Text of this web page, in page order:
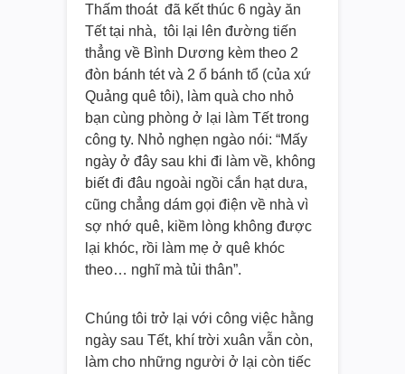
Thấm thoát đã kết thúc 6 ngày ăn
Tết tại nhà, tôi lại lên đường tiến
thẳng về Bình Dương kèm theo 2
đòn bánh tét và 2 ổ bánh tổ (của xứ
Quảng quê tôi), làm quà cho nhỏ
bạn cùng phòng ở lại làm Tết trong
công ty. Nhỏ nghẹn ngào nói: “Mấy
ngày ở đây sau khi đi làm về, không
biết đi đâu ngoài ngồi cắn hạt dưa,
cũng chẳng dám gọi điện về nhà vì
sợ nhớ quê, kiềm lòng không được
lại khóc, rồi làm mẹ ở quê khóc
theo… nghĩ mà tủi thân”.
Chúng tôi trở lại với công việc hằng
ngày sau Tết, khí trời xuân vẫn còn,
làm cho những người ở lại còn tiếc